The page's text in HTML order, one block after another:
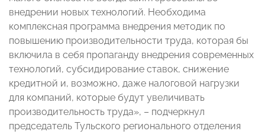
внедрении новых технологий. Необходима
комплексная программа внедрения методик по
повышению производительности труда, которая бы
включила в себя пропаганду внедрения современных
технологий, субсидирование ставок, снижение
кредитной и, возможно, даже налоговой нагрузки
для компаний, которые будут увеличивать
производительность труда», – подчеркнул
председатель Тульского регионального отделения